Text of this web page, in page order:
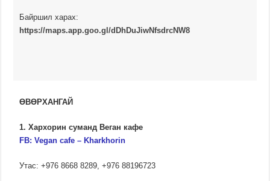
Байршил харах:
https://maps.app.goo.gl/dDhDuJiwNfsdrcNW8
ӨВӨРХАНГАЙ
1. Хархорин суманд Веган кафе
FB: Vegan cafe – Kharkhorin
Утас: +976 8668 8289, +976 88196723